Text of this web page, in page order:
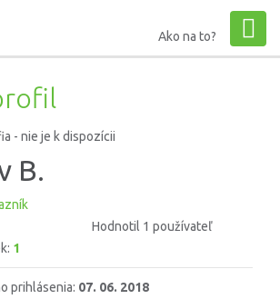
Ako na to?
B.
Hodnotil 1 používateľ
1
prihlásenia: 07. 06. 2018